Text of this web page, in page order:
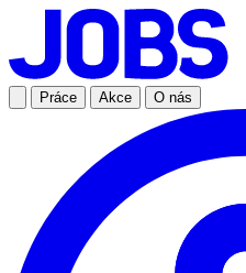
Práce Akce O nás